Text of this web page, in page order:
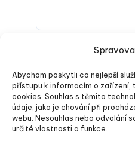
Abychom poskytli co nejlepší
přístupu k informacím o zařízení,
cookies. Souhlas s těmito
údaje, jako je chování při
webu. Nesouhlas nebo odvolání
určité vlastnosti a funkce.
Odeslat komentář